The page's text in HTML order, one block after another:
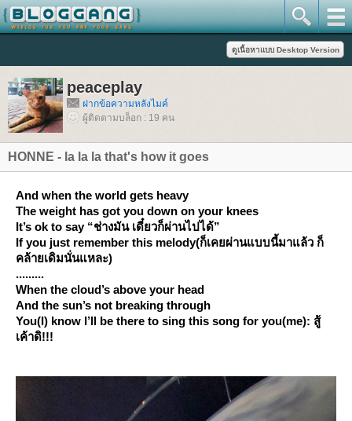
peaceplay
ฝากข้อความหลังไมค์
ผู้ติดตามบล็อก : 19 คน
HONNE - la la la that's how it goes
And when the world gets heavy
The weight has got you down on your knees
It’s ok to say“ช่างมัน เดี๋ยวก็ผ่านไปได้”
If you just remember this melody(ก็เคยผ่านแบบนี้มาแล้ว ก็
คล้ายเดิมนั่นแหละ)
.........
When the cloud’s above your head
And the sun’s not breaking through
You(I) know I’ll be there to sing this song for you(me): สู้
เค้าดิ!!!